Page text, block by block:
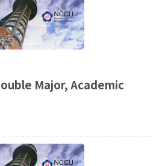
Major, Academic